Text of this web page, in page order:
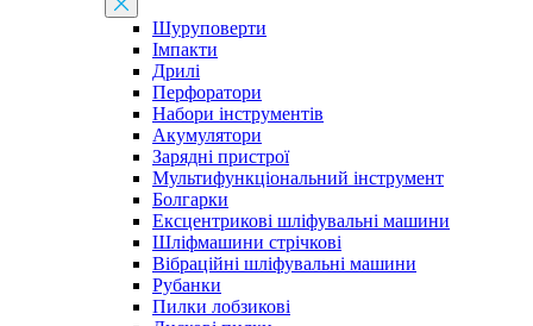
Шуруповерти
Імпакти
Дрилі
Перфоратори
Набори інструментів
Акумулятори
Зарядні пристрої
Мультифункціональний інструмент
Болгарки
Ексцентрикові шліфувальні машини
Шліфмашини стрічкові
Вібраційні шліфувальні машини
Рубанки
Пилки лобзикові